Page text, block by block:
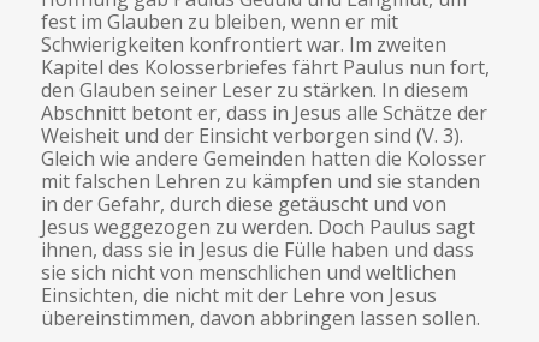
fest im Glauben zu bleiben, wenn er mit
Schwierigkeiten konfrontiert war. Im zweiten
Kapitel des Kolosserbriefes fährt Paulus nun fort,
den Glauben seiner Leser zu stärken. In diesem
Abschnitt betont er, dass in Jesus alle Schätze der
Weisheit und der Einsicht verborgen sind (V. 3).
Gleich wie andere Gemeinden hatten die Kolosser
mit falschen Lehren zu kämpfen und sie standen
in der Gefahr, durch diese getäuscht und von
Jesus weggezogen zu werden. Doch Paulus sagt
ihnen, dass sie in Jesus die Fülle haben und dass
sie sich nicht von menschlichen und weltlichen
Einsichten, die nicht mit der Lehre von Jesus
übereinstimmen, davon abbringen lassen sollen.